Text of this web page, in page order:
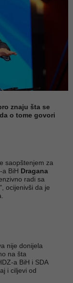
znaju šta se
o tome govori
saopštenjem za
a BiH Dragana
radi sa
ocijenivši da je
nije donijela
na šta
a BiH i SDA
i ciljevi od